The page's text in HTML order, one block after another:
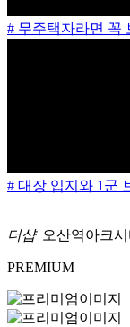
# 무주택자라면 꼭
# 대장 입지와 1군
더샵 오산역아크시
PREMIUM